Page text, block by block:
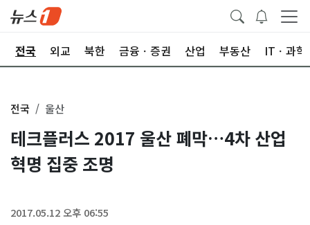
전국 외교 북한 금융ㆍ증권 산업 부동산 ITㆍ과학
전국 울산
테크플러스 2017 울산 폐막…4차 산업
혁명 집중 조명
2017.05.12 오후 06:55